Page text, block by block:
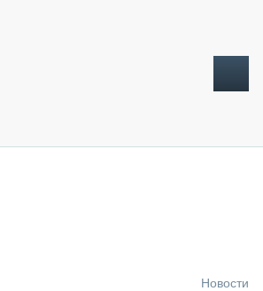
Новости